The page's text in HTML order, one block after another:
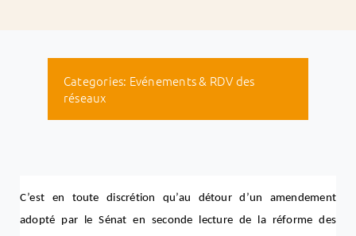
Categories: Evénements & RDV des
réseaux
C’est en toute discrétion qu’au détour d’un amendement
adopté par le Sénat en seconde lecture de la réforme des